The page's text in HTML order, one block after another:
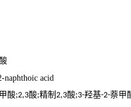
naphthoic acid
酸;2,3酸;精制 2,3酸;3-羟基-2-萘甲